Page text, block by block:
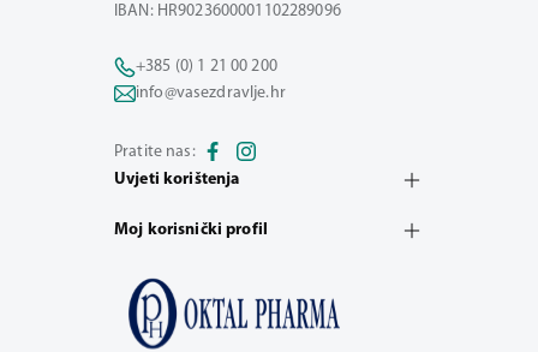
IBAN: HR9023600001102289096
+385 (0) 1 21 00 200
info@vasezdravlje.hr
Pratite nas:
Uvjeti korištenja
Moj korisnički profil